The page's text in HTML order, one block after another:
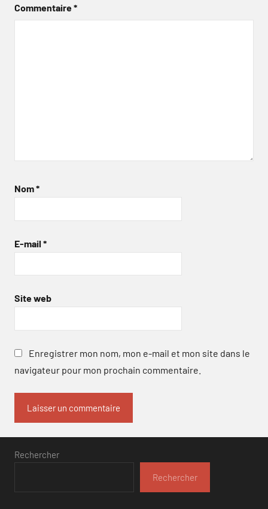
Commentaire*
Nom*
E-mail *
Site web
Enregistrer mon nom, mon e-mail et mon site dans le
navigateur pour mon prochain commentaire.
Rechercher
Rechercher